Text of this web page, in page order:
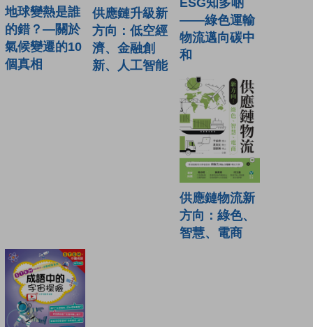
地球變熱是誰
的錯？—關於
氣候變遷的10
個真相
供應鏈升級新
方向：低空經
濟、金融創
新、人工智能
ESG知多啲
——綠色運輸
物流邁向碳中
和
供應鏈物流新
方向：綠色、
智慧、電商